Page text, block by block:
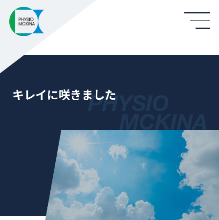
キレイに咲きました